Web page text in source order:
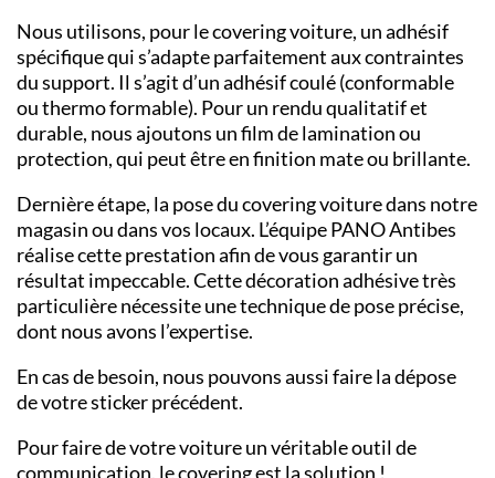
Nous utilisons, pour lecovering voiture, un adhésif
spécifique qui s’adapte parfaitement aux contraintes
du support. Il s’agit d’unadhésif coulé(conformable
ou thermo formable). Pour un rendu qualitatif et
durable, nous ajoutons unfilm de laminationou
protection, qui peut être en finition mate ou brillante.
Dernière étape, la pose du covering voiture dans notre
magasin ou dans vos locaux. L’équipe PANOAntibes
réalise cette prestation afin de vous garantir un
résultat impeccable. Cette décoration adhésive très
particulière nécessite une technique de pose précise,
dont nous avons l’expertise.
En cas de besoin, nous pouvons aussi faire la dépose
de votre sticker précédent.
Pour faire de votre voiture un véritable outil de
communication, le covering est la solution !